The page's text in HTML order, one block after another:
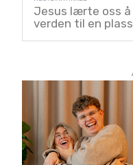
Jesus lærte oss å
verden til en